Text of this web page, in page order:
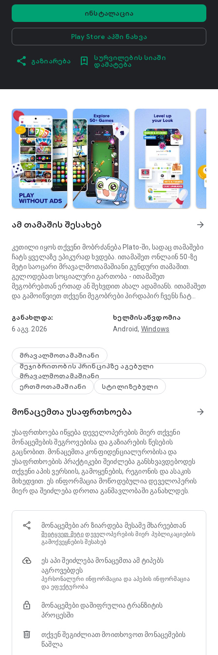
ინსტალაცია
Play Store აპში ნახვა
გაზიარება სურვილების სიაში
დამატება
ამ თამაშის შესახებ arrow_forward
კეთილი იყოს თქვენი მობრძანება Plato-ში, სადაც თამაშები
ჩატს ყველაზე ეპიკურად ხვდება. ითამაშეთ ონლაინ 50-ზე
მეტი საოცარი მრავალმოთამაშიანი გუნდური თამაშით.
გელოდებათ სოციალური გართობა - ითამაშეთ
მეგობრებთან ერთად ან შეხვდით ახალ ადამიანს. ითამაშეთ
და გამოიწვიეთ თქვენი მეგობრები პირდაპირ ჩვენს ჩატ
რატომ მოგეწონებათ Plato-ს ონლაინ ჩატი და გუნდური
თამაშები:
თქვენი მეგობრები 50 უმაღლესი დონის ონლაინ მინი
თამაშით, როგორიცაა Ocho (Crazy Eights) 8️⃣, Pool 🎱 და
Carrom 🥏, ყოველთვის არის რაღაც სახალისო სათამაშოდ.
გიყვართ სპორტი, კლასიკური სამაგიდო თამაშები თუ
სტრატეგიული თამაშები - ჩვენ ყველაფერი გვაქვს
● გართობა რეკლამების გარეშე: დაემშვიდობეთ
თამაშებით. Plato არის სუფთა, შეუფერხებელი გართობა
თამაშისა და მეგობრებთან საუბრის დროს - რაც მას
საუკეთესო ადგილად აქცევს სოციალური აქტივობისთვის.
● პერსონალიზაციის სამოთხე: პერსონალიზირება
გაუკეთეთ თქვენს პროფილს, ჯგუფურ ჩატის თემებს და
თამაშის გამოცდილებას. გახადეთ Plato ნამდვილად
თქვენი, სანამ ონლაინ გუნდური თამაშების თამაშს
● გუნდური თამაშები მეგობრებთან ერთად: ითამაშეთ ჩატ
თამაშები პლატონთან ერთად — ეს არის სრულფასოვანი
მესენჯერი. ჩაერთეთ ჯგუფურ ჩატებში, ჩატ ოთახებში და
ხმოვან ჩატშიც კი, რათა მიიღოთ უმაღლესი სოციალური
● გუნდური თამაშებით სოციალური გართობა გელოდებათ:
ყოველთვის არის შანსი, დაამტკიცოთ, რომ საუკეთესო
ხართ. ადით ლიდერბორდებში და მოიპოვეთ ტრაბახის
უფლება თქვენს მოთამაშე მეგობრებს შორის.
მრავალმოთამაშიანი თამაშები ზედმეტი მონაცემების
შეგროვებაზე ფიქრის გარეშე.
გაეცანით ყველა მრავალმოთამაშიან თამაშს!
განახლდა:
6 აგვ. 2026
ხელმისაწვდომია
Android, Windows
მრავალმოთამაშიანი
შეჯიბრითობის პრინციპზე აგებული
მრავალმოთამაშიანი
ერთმოთამაშიანი
სტილიზებული
მონაცემთა უსაფრთხოება arrow_forward
უსაფრთხოება იწყება დეველოპერების მიერ თქვენი
მონაცემების შეგროვებისა და გაზიარების წესების
გაცნობით. მონაცემთა კონფიდენციალურობისა და
უსაფრთხოების პრაქტიკები შეიძლება განსხვავდებოდეს
თქვენი აპის ვერსიის, გამოყენების, რეგიონის და ასაკის
მიხედვით. ეს ინფორმაცია მოწოდებულია დეველოპერის
მიერ და შეიძლება დროთა განმავლობაში განახლდეს.
მონაცემები არ ზიარდება მესამე მხარეებთან
შეიტყვეთ მეტიდეველოპერების მიერ პუბლიკაციების
გამოქვეყნების შესახებ
ეს აპი შეიძლება მონაცემთა ამ ტიპებს
აგროვებდეს
პერსონალური ინფორმაცია და აპების ინფორმაცია
და ეფექტურობა
მონაცემები დაშიფრულია ტრანზიტის
პროცესში
თქვენ შეგიძლიათ მოითხოვოთ მონაცემების
წაშლა